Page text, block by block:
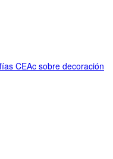
CEAc sobre decoración